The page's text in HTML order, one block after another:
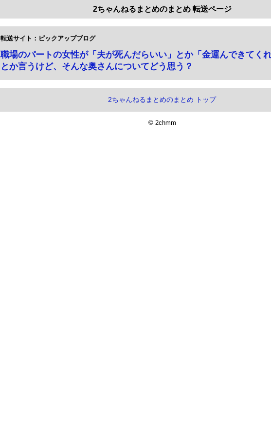
2ちゃんねるまとめのまとめ 転送ページ
転送サイト：ピックアップブログ
職場のパートの女性が「夫が死んだらいい」とか「金運んできてくれ
とか言うけど、そんな奥さんについてどう思う？
2ちゃんねるまとめのまとめ トップ
© 2chmm